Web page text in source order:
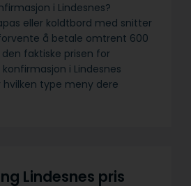
i Lindesnes?
eller koldtbord med snitter
å betale omtrent 600
faktiske prisen for
i Lindesnes
type meny dere
Lindesnes pris